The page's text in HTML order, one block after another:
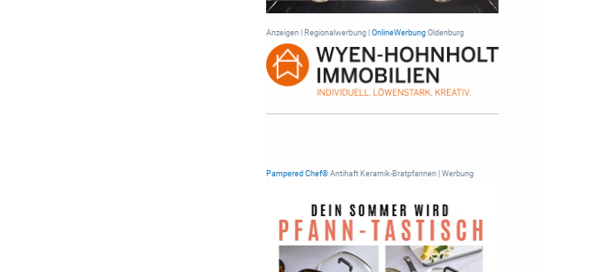
Anzeigen | Regionalwerbung | OnlineWerbungOldenburg
Pampered Chef®Antihaft Keramik-Bratpfannen | Werbung